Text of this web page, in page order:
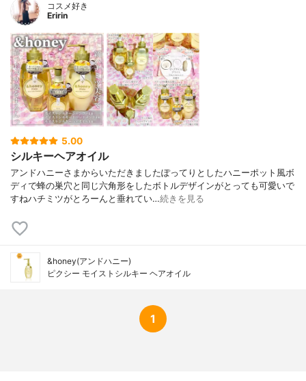
コスメ好き
Eririn
5.00
シルキーヘアオイル
アンドハニーさまからいただきましたぽってりとしたハニーポット風ボ
ディで蜂の巣穴と同じ六角形をしたボトルデザインがとっても可愛いで
すねハチミツがとろーんと垂れてい…続きを見る
&honey(アンドハニー)
ピクシー モイストシルキー ヘアオイル
1